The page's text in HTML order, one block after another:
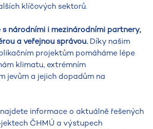
klíčových sektorů.
národními i mezinárodními partnery,
a veřejnou správou. Díky našim
projektům pomáháme lépe
klimatu, extrémním
jevům a jejich dopadům na
informace o aktuálně řešených
ČHMÚ a výstupech